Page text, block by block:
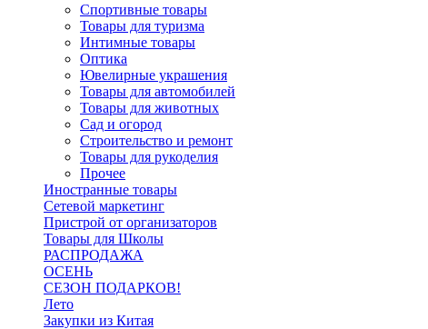
Спортивные товары
Товары для туризма
Интимные товары
Оптика
Ювелирные украшения
Товары для автомобилей
Товары для животных
Сад и огород
Строительство и ремонт
Товары для рукоделия
Прочее
Иностранные товары
Сетевой маркетинг
Пристрой от организаторов
Товары для Школы
РАСПРОДАЖА
ОСЕНЬ
СЕЗОН ПОДАРКОВ!
Лето
Закупки из Китая